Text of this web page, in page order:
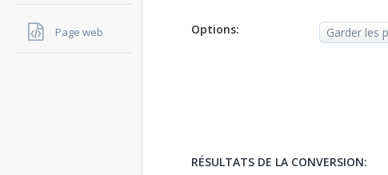
Page web Options:
RÉSULTATS DE LA CONVERSION: